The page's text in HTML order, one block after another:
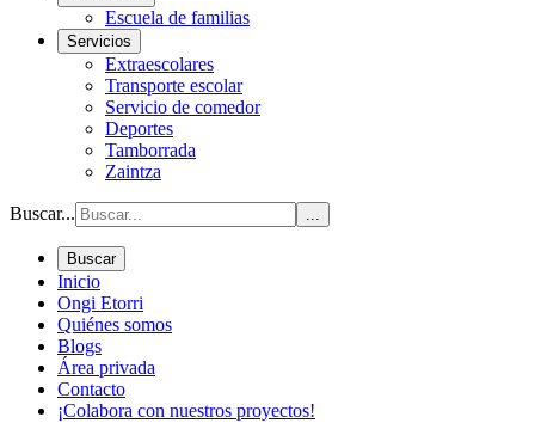
Escuela de familias
Servicios
Extraescolares
Transporte escolar
Servicio de comedor
Deportes
Tamborrada
Zaintza
Buscar... ...
Buscar
Inicio
Ongi Etorri
Quiénes somos
Blogs
Área privada
Contacto
¡Colabora con nuestros proyectos!